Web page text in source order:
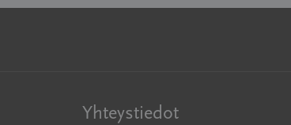
Yhteystiedot